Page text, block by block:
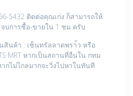
5432 ติดต่อคุณเก่ง ก็สามารถให้
บการซื้อ-ขายใน 1 ชม ครับ
สินค้า : เซ็นทรัลลาดพรา้ว หรือ
MRT หากเป็นสถานที่อื่นใน กทม
กไม่ไกลมากจะวิ่งไปหาในทันที